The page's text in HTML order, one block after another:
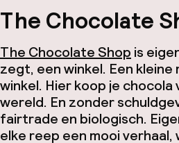
The Chocolate
The Chocolate Shop is
zegt, een winkel. Een kleine
winkel. Hier koop je chocola
wereld. En zonder
fairtrade en biologisch.
elke reep een mooi